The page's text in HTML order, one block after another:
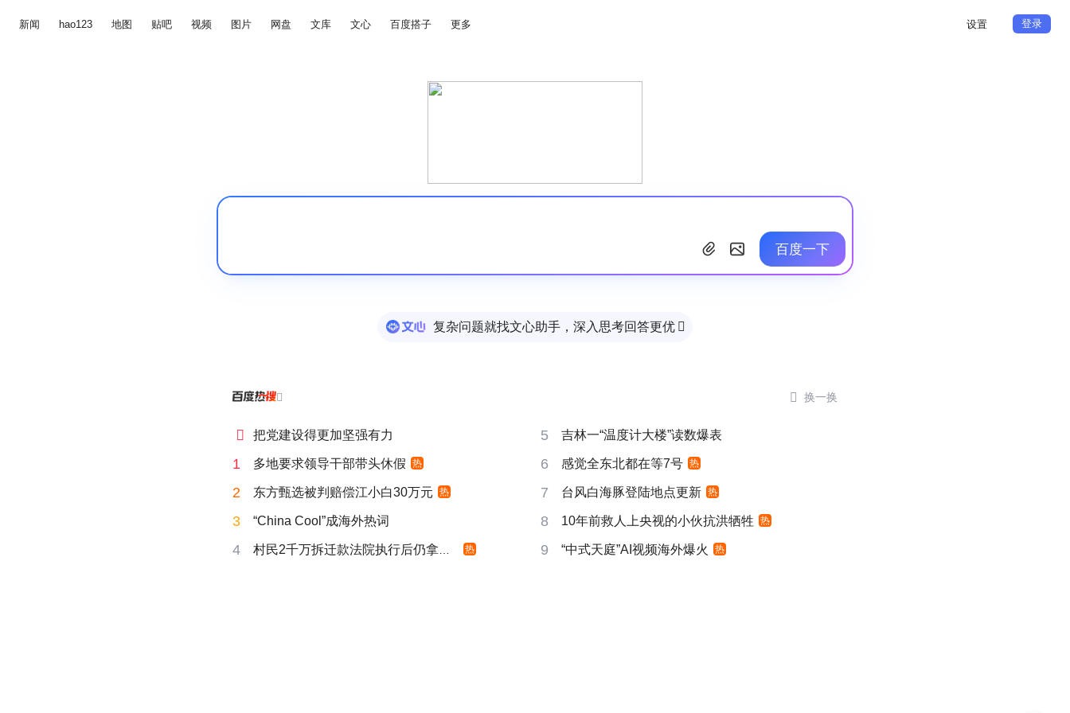
新闻 hao123 地图 贴吧 视频 图片 网盘 文库 文心 百度搭子 更多 设置 登录
百度一下
复杂问题就找文心助手，深入思考回答更优 
  换一换
 把党建设得更加坚强有力 5 吉林一“温度计大楼”读数爆表
1 多地要求领导干部带头休假 热 6 感觉全东北都在等7号 热
2 东方甄选被判赔偿江小白30万元 热 7 台风白海豚登陆地点更新 热
3 “China Cool”成海外热词 8 10年前救人上央视的小伙抗洪牺牲 热
4 村民2千万拆迁款法院执行后仍拿不到 热 9 “中式天庭”AI视频海外爆火 热